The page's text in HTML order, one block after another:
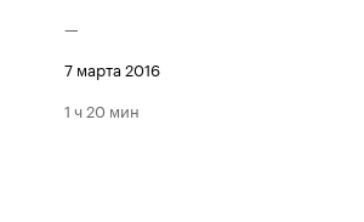
—
7 марта 2016
1 ч 20 мин